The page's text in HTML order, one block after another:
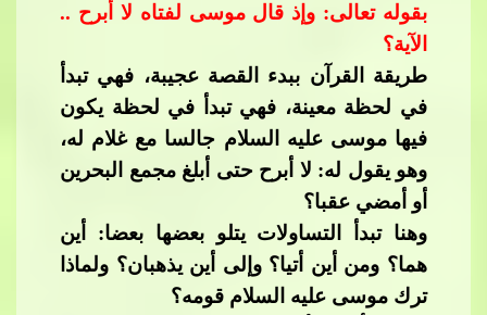
بقوله تعالى: وإذ قال موسى لفتاه لا أبرح ..
الآية؟
طريقة القرآن ببدء القصة عجيبة، فهي تبدأ
في لحظة معينة، فهي تبدأ في لحظة يكون
فيها موسى عليه السلام جالسا مع غلام له،
وهو يقول له: لا أبرح حتى أبلغ مجمع البحرين
أو أمضي عقبا؟
وهنا تبدأ التساولات يتلو بعضها بعضا: أين
هما؟ ومن أين أتيا؟ وإلى أين يذهبان؟ ولماذا
ترك موسى عليه السلام قومه؟​​